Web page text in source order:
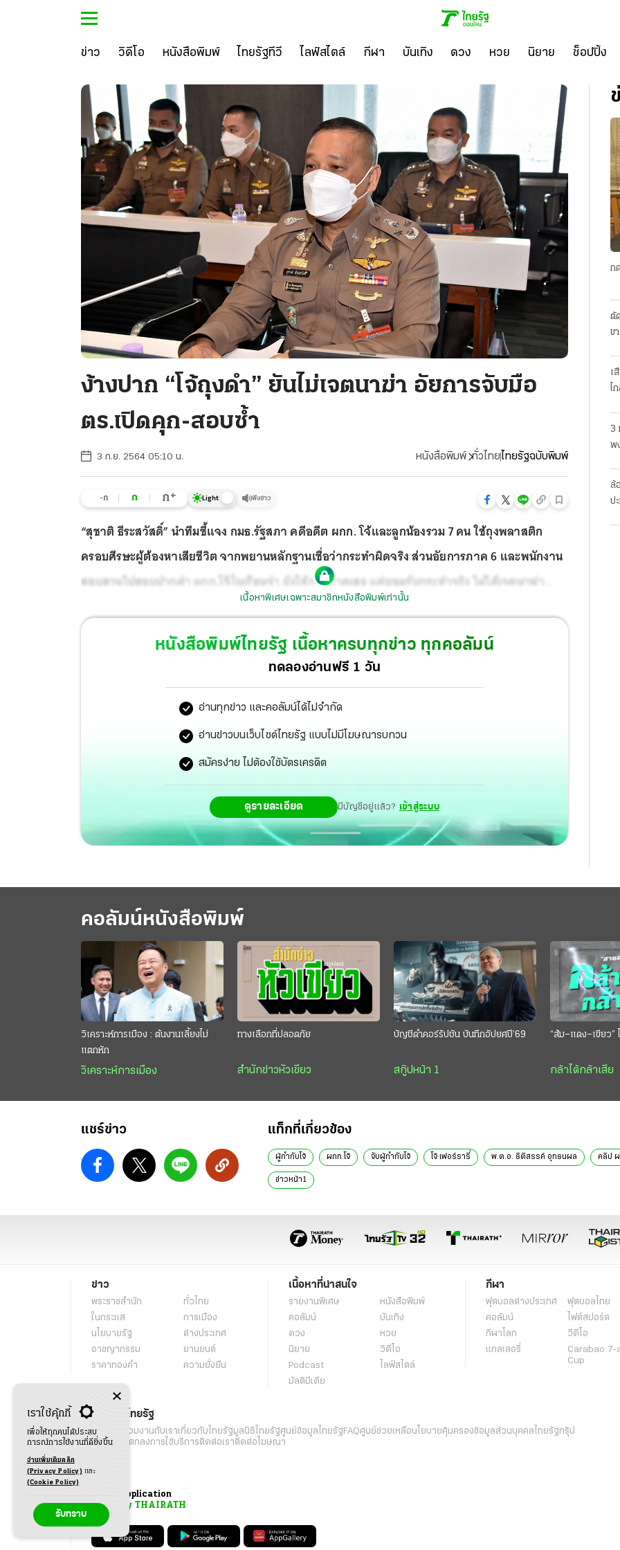
ข่าว วิดีโอ หนังสือพิมพ์ ไทยรัฐทีวี ไลฟ์สไตล์ กีฬา บันเทิง ดวง หวย นิยาย ช็อปปิ้ง
ง้างปาก “โจ้ถุงดํา” ยันไม่เจตนาฆ่า อัยการจับมือ
ตร.เปิดคุก-สอบซํ้า
3 ก.ย. 2564 05:10 น. หนังสือพิมพ์ ทั่วไทยไทยรัฐฉบับพิมพ์
-ก ก ก+ Light ฟังข่าว
“สุชาติ ธีระสวัสดิ์” นำทีมชี้แจง กมธ.รัฐสภา คดีอดีต ผกก. โจ้และลูกน้องรวม 7 คน ใช้ถุงพลาสติก
ครอบศีรษะผู้ต้องหาเสียชีวิต จากพยานหลักฐานเชื่อว่ากระทำผิดจริง ส่วนอัยการภาค 6 และพนักงาน
สอบสวนไปสอบปากคำ ผกก.โจ้ในเรือนจำ ยังให้การภาคเสธ แต่ยอมรับกระทำจริง ไม่ได้เจตนาฆ่า
เพียงต้องการข้อมูลเท่านั้น ขณะที่หัวหน้าชุดสอบสวนเตรียมคุมตัวผู้ต้องหาทั้งหมดไปขังที่เรือนจำ
พิเศษกรุงเทพฯในวันที่ 6 ก.ย.นี้
เนื้อหาพิเศษเฉพาะสมาชิกหนังสือพิมพ์เท่านั้น
หนังสือพิมพ์ไทยรัฐ เนื้อหาครบทุกข่าว ทุกคอลัมน์
ทดลองอ่านฟรี 1 วัน
อ่านทุกข่าว และคอลัมน์ได้ไม่จำกัด
อ่านข่าวบนเว็บไซต์ไทยรัฐ แบบไม่มีโฆษณารบกวน
สมัครง่าย ไม่ต้องใช้บัตรเครดิต
ดูรายละเอียด มีบัญชีอยู่แล้ว? เข้าสู่ระบบ
ก
ตั
ข
เ
ไ
3
พ
ล้
ป
คอลัมน์หนังสือพิมพ์
วิเคราะห์การเมือง : ต้นงานเลี้ยงไม่
แตกหัก
วิเคราะห์การเมือง
ทางเลือกที่ปลอดภัย
สำนักข่าวหัวเขียว
บัญชีดำคอร์รัปชัน บันทึกอัปยศปี’69
สกู๊ปหน้า 1
“ส้ม–แดง–เขียว”
กล้าได้กล้าเสีย
แชร์ข่าว แท็กที่เกี่ยวข้อง
ผู้กำกับโจ้ ผกก.โจ้ จับผู้กำกับโจ้ โจ้ เฟอร์รารี่ พ.ต.อ. ธิติสรรค์ อุทธนผล คลิป ผ
ข่าวหน้า1
ข่าว
พระราชสำนัก
ทั่วไทย
ในกระแส
การเมือง
นโยบายรัฐ
ต่างประเทศ
อาชญากรรม
ยานยนต์
ราคาทองคำ
ความยั่งยืน
เนื้อหาที่น่าสนใจ
รายงานพิเศษ
หนังสือพิมพ์
คอลัมน์
บันเทิง
ดวง
หวย
นิยาย
วิดีโอ
Podcast
ไลฟ์สไตล์
มัลติมีเดีย
กีฬา
ฟุตบอลต่่างประเทศ
ฟุตบอลไทย
คอลัมน์
ไฟต์สปอร์ต
กีฬาโลก
วิดีโอ
แกลเลอรี่
Carabao 7-
Cup
เกี่ยวกับไทยรัฐ
กิจกรรม ร่วมงานกับเราเกี่ยวกับไทยรัฐมูลนิธิไทยรัฐศูนย์ข้อมูลไทยรัฐFAQศูนย์ช่วยเหลือนโยบายคุ้มครองข้อมูลส่วนบุคคลไทยรัฐกรุ๊ป
เงื่อนไขข้อตกลงการใช้บริการติดต่อเราติดต่อโฆษณา
Application
My THAIRATH
เราใช้คุ้กกี้
เพื่อให้ทุกคนได้ประสบ
การณ์การใช้งานที่ดียิ่งขึ้น
อ่านเพิ่มเติมคลิก
(Privacy Policy) และ
(Cookie Policy)
รับทราบ